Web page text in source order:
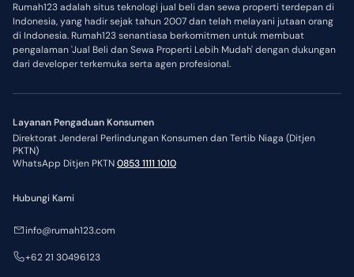
Rumah123 adalah situs teknologi jual beli dan sewa properti terdepan di
Indonesia, yang hadir sejak tahun 2007 dan telah melayani jutaan orang
di Indonesia. Rumah123 senantiasa berkomitmen untuk membuat
pengalaman 'Jual Beli dan Sewa Properti Lebih Mudah' dengan dukungan
dari developer terkemuka serta agen profesional.
Layanan Pengaduan Konsumen
Direktorat Jenderal Perlindungan Konsumen dan Tertib Niaga (Ditjen
PKTN)
WhatsApp Ditjen PKTN0853 1111 1010
Hubungi Kami
info@rumah123.com
+62 21 30496123